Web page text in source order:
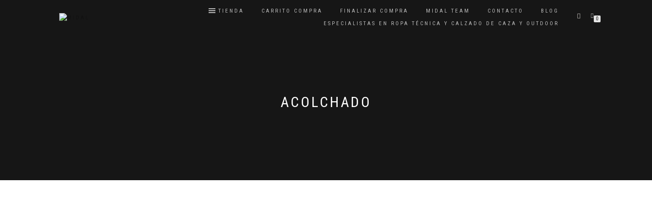
TIENDA CARRITO COMPRA FINALIZAR COMPRA MIDAL TEAM CONTACTO
BLOG
ESPECIALISTAS EN ROPA TÉCNICA Y CALZADO DE CAZA Y OUTDOOR
0
ACOLCHADO